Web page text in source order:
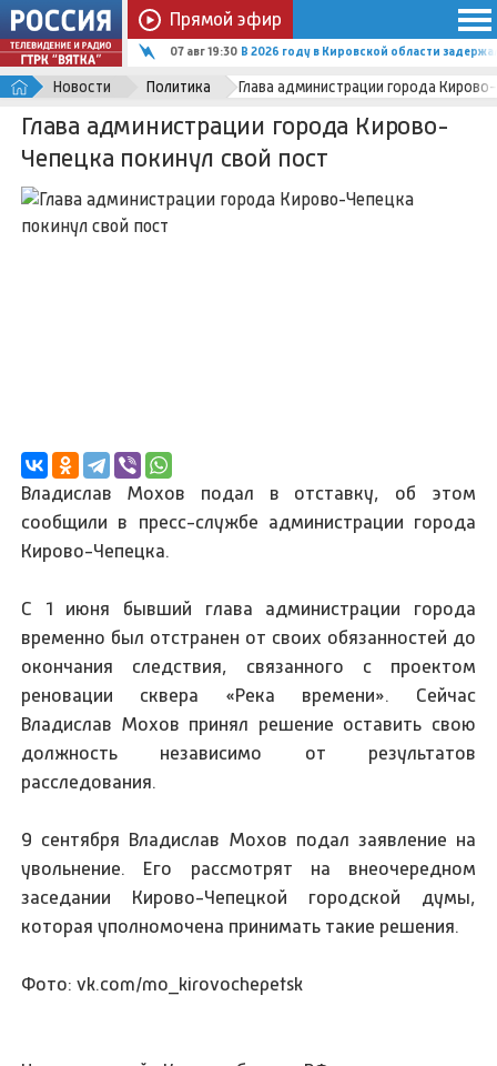
Прямой эфир
07 авг 19:30 В 2026 году в Кировской области
Новости Политика Глава администрации города
Глава администрации города Кирово-
Чепецка покинул свой пост
Владислав Мохов подал в отставку, об этом
сообщили в пресс-службе администрации города
Кирово-Чепецка.
С 1 июня бывший глава администрации города
временно был отстранен от своих обязанностей до
окончания следствия, связанного с проектом
реновации сквера «Река времени». Сейчас
Владислав Мохов принял решение оставить свою
должность независимо от результатов
расследования.
9 сентября Владислав Мохов подал заявление на
увольнение. Его рассмотрят на внеочередном
заседании Кирово-Чепецкой городской думы,
которая уполномочена принимать такие решения.
Фото: vk.com/mo_kirovochepetsk